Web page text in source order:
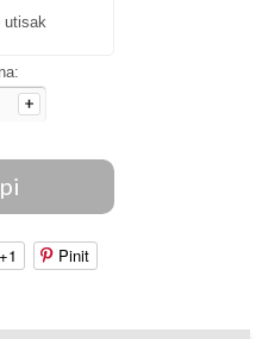
utisak
Pinit